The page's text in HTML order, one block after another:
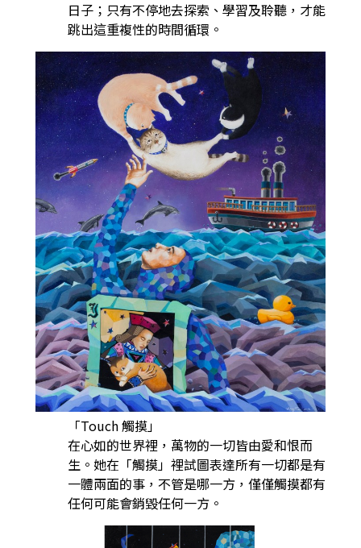
日子；只有不停地去探索、學習及聆聽，才能
跳出這重複性的時間循環。
「Touch 觸摸」
在心如的世界裡，萬物的一切皆由愛和恨而
生。她在「觸摸」裡試圖表達所有一切都是有
一體兩面的事，不管是哪一方，僅僅觸摸都有
任何可能會銷毀任何一方。